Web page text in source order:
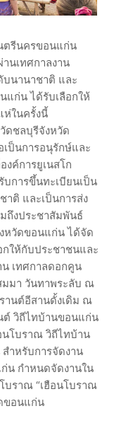
ตรีนครขอนแก่น
นเทศกาลงาน
บนานาชาติ และ
แก่น ได้รับเลือกให้
ห่ในครั้งนี้
ดชลบุรีจังหวัด
เป็นการอนุรักษ์และ
ค์การยูเนสโก
บการขึ้นทะเบียนเป็น
ติ และเป็นการส่ง
มถึงประชาสัมพันธ์
หวัดขอนแก่น ได้จัด
กให้กับประชาชนและ
น เทศกาลดอกคูน
มมา วันทาพระลับ ณ
านต์อีสานดั้งเดิม ณ
ต์ วิถีไทบ้านขอนแก่น
โบราณ วิถีไทบ้าน
ำหรับการจัดงาน
น กำหนดจัดงานใน
บราณ “เฮือนโบราณ
ขอนแก่น